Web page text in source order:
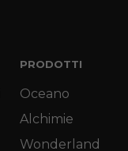
PRODOTTI
Oceano
Alchimie
Wonderland